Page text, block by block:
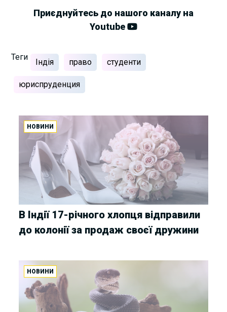
Приєднуйтесь до нашого каналу на
Youtube
Теги
Індія право студенти
юриспруденция
НОВИНИ
В Індії 17-річного хлопця відправили
до колонії за продаж своєї дружини
НОВИНИ